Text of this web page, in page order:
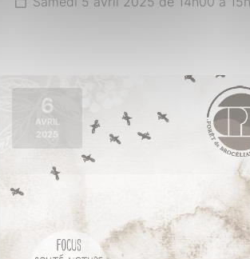
6
AVRIL
2025